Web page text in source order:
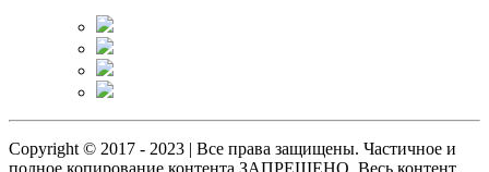
Copyright © 2017 - 2023 | Все права защищены. Частичное и
полное копирование контента ЗАПРЕЩЕНО. Весь контент